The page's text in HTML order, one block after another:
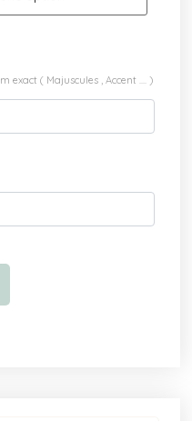
exact ( Majuscules , Accent .... )